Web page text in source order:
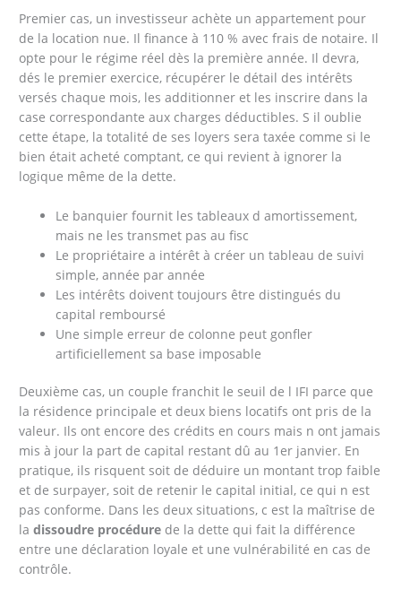
Premier cas, un investisseur achète un appartement pour
de la location nue. Il finance à 110 % avec frais de notaire. Il
opte pour le régime réel dès la première année. Il devra,
dés le premier exercice, récupérer le détail des intérêts
versés chaque mois, les additionner et les inscrire dans la
case correspondante aux charges déductibles. S il oublie
cette étape, la totalité de ses loyers sera taxée comme si le
bien était acheté comptant, ce qui revient à ignorer la
logique même de la dette.
Le banquier fournit les tableaux d amortissement,
mais ne les transmet pas au fisc
Le propriétaire a intérêt à créer un tableau de suivi
simple, année par année
Les intérêts doivent toujours être distingués du
capital remboursé
Une simple erreur de colonne peut gonfler
artificiellement sa base imposable
Deuxième cas, un couple franchit le seuil de l IFI parce que
la résidence principale et deux biens locatifs ont pris de la
valeur. Ils ont encore des crédits en cours mais n ont jamais
mis à jour la part de capital restant dû au 1er janvier. En
pratique, ils risquent soit de déduire un montant trop faible
et de surpayer, soit de retenir le capital initial, ce qui n est
pas conforme. Dans les deux situations, c est la maîtrise de
ladissoudre procédure de la dette qui fait la différence
entre une déclaration loyale et une vulnérabilité en cas de
contrôle.